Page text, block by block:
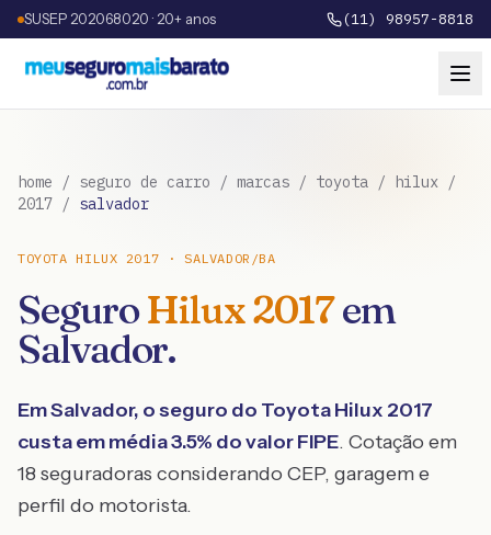
SUSEP 202068020 · 20+ anos (11) 98957-8818
home / seguro de carro / marcas / toyota / hilux /
2017 / salvador
TOYOTA HILUX 2017 ·SALVADOR /BA
SeguroHilux2017em
Salvador.
EmSalvador, o seguro do ToyotaHilux 2017
custa em média3.5% do valor FIPE. Cotação em
18 seguradoras considerando CEP, garagem e
perfil do motorista.